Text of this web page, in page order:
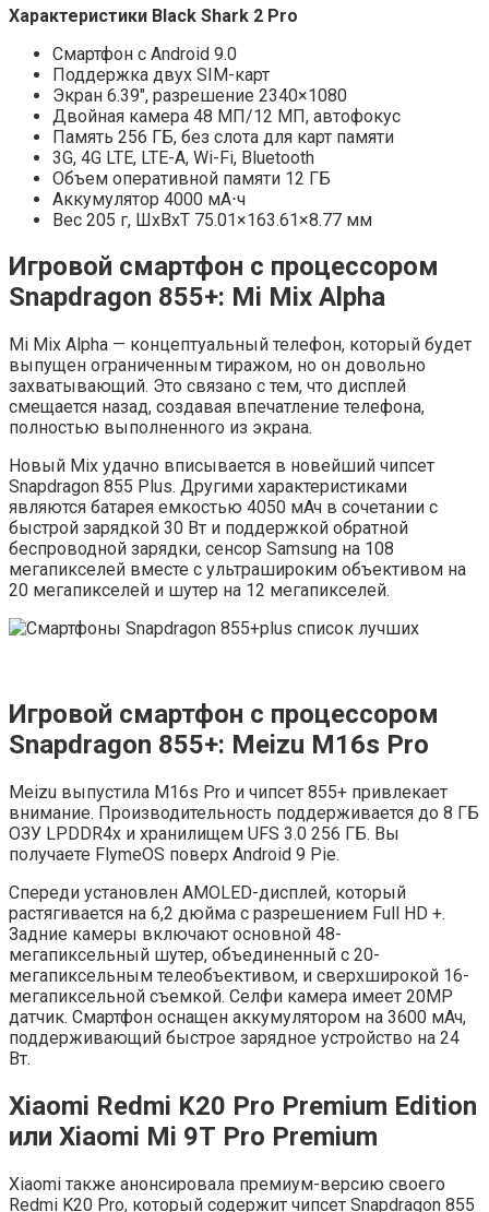
Характеристики Black Shark 2 Pro
Смартфон с Android 9.0
Поддержка двух SIM-карт
Экран 6.39″, разрешение 2340×1080
Двойная камера 48 МП/12 МП, автофокус
Память 256 ГБ, без слота для карт памяти
3G, 4G LTE, LTE-A, Wi-Fi, Bluetooth
Объем оперативной памяти 12 ГБ
Аккумулятор 4000 мА⋅ч
Вес 205 г, ШxВxТ 75.01×163.61×8.77 мм
Игровой смартфон с процессором
Snapdragon 855+: Mi Mix Alpha
Mi Mix Alpha — концептуальный телефон, который будет
выпущен ограниченным тиражом, но он довольно
захватывающий. Это связано с тем, что дисплей
смещается назад, создавая впечатление телефона,
полностью выполненного из экрана.
Новый Mix удачно вписывается в новейший чипсет
Snapdragon 855 Plus. Другими характеристиками
являются батарея емкостью 4050 мАч в сочетании с
быстрой зарядкой 30 Вт и поддержкой обратной
беспроводной зарядки, сенсор Samsung на 108
мегапикселей вместе с ультрашироким объективом на
20 мегапикселей и шутер на 12 мегапикселей.
Игровой смартфон с процессором
Snapdragon 855+: Meizu M16s Pro
Meizu выпустила M16s Pro и чипсет 855+ привлекает
внимание. Производительность поддерживается до 8 ГБ
ОЗУ LPDDR4x и хранилищем UFS 3.0 256 ГБ. Вы
получаете FlymeOS поверх Android 9 Pie.
Спереди установлен AMOLED-дисплей, который
растягивается на 6,2 дюйма с разрешением Full HD +.
Задние камеры включают основной 48-
мегапиксельный шутер, объединенный с 20-
мегапиксельным телеобъективом, и сверхширокой 16-
мегапиксельной съемкой. Селфи камера имеет 20MP
датчик. Смартфон оснащен аккумулятором на 3600 мАч,
поддерживающий быстрое зарядное устройство на 24
Вт.
Xiaomi Redmi K20 Pro Premium Edition
или Xiaomi Mi 9T Pro Premium
Xiaomi также анонсировала премиум-версию своего
Redmi K20 Pro, который содержит чипсет Snapdragon 855